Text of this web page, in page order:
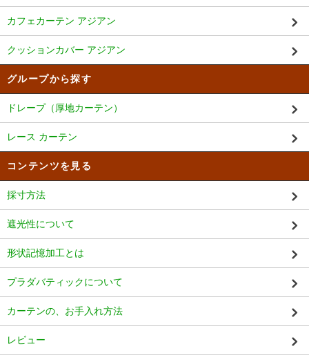
カフェカーテン アジアン
クッションカバー アジアン
グループから探す
ドレープ（厚地カーテン）
レース カーテン
コンテンツを見る
採寸方法
遮光性について
形状記憶加工とは
プラダバティックについて
カーテンの、お手入れ方法
レビュー